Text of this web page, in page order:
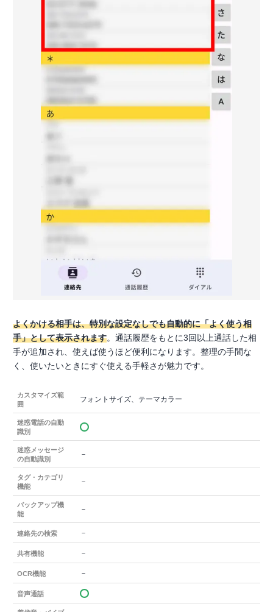
よくかける相手は、特別な設定なしでも自動的に「よく使う相
手」として表示されます。通話履歴をもとに3回以上通話した相
手が追加され、使えば使うほど便利になります。整理の手間な
く、使いたいときにすぐ使える手軽さが魅力です。
カスタマイズ範
囲
フォントサイズ、テーマカラー
迷惑電話の自動
識別
迷惑メッセージ
の自動識別
－
タグ・カテゴリ
機能
－
バックアップ機
能
－
連絡先の検索 －
共有機能 －
OCR機能 －
音声通話